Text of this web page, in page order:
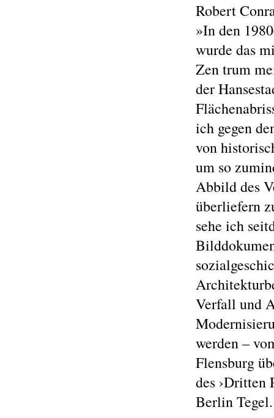
Robert
»In den
wurde das
Zen trum
der
ich gegen
von
um so
Abbild des
überliefern
sehe ich
Verfall und
werden –
Flensburg
des ›Dritten
Berlin